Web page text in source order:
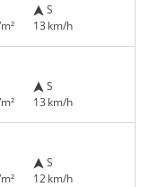
S
13 km/h
S
13 km/h
S
12 km/h